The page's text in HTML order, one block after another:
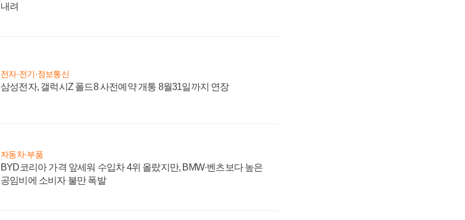
내려
전자·전기·정보통신
삼성전자, 갤럭시Z 폴드8 사전예약 개통 8월31일까지 연장
자동차·부품
BYD코리아 가격 앞세워 수입차 4위 올랐지만, BMW·벤츠보다 높은
공임비에 소비자 불만 폭발